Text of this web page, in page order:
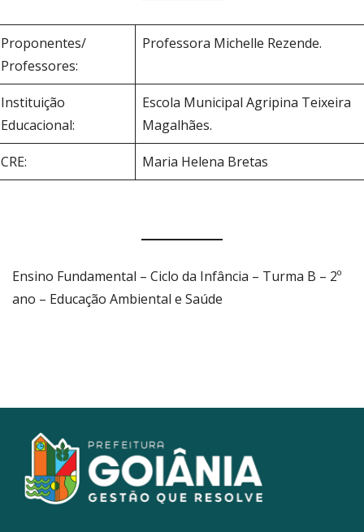
Proponentes/
Professores:
Professora Michelle Rezende.
Instituição
Educacional:
Escola Municipal Agripina Teixeira
Magalhães.
CRE: Maria Helena Bretas
Ensino Fundamental – Ciclo da Infância – Turma B – 2º
ano – Educação Ambiental e Saúde